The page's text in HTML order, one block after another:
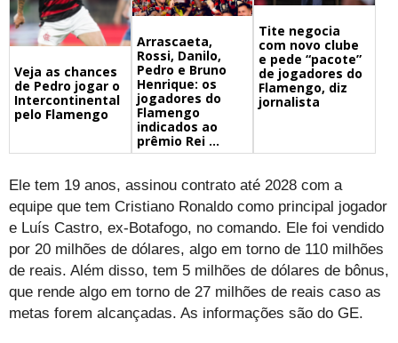
Veja as chances
de Pedro jogar o
Intercontinental
pelo Flamengo
Arrascaeta,
Rossi, Danilo,
Pedro e Bruno
Henrique: os
jogadores do
Flamengo
indicados ao
prêmio Rei ...
Tite negocia
com novo clube
e pede “pacote”
de jogadores do
Flamengo, diz
jornalista
Ele tem 19 anos, assinou contrato até 2028 com a
equipe que tem Cristiano Ronaldo como principal jogador
e Luís Castro, ex-Botafogo, no comando. Ele foi vendido
por 20 milhões de dólares, algo em torno de 110 milhões
de reais. Além disso, tem 5 milhões de dólares de bônus,
que rende algo em torno de 27 milhões de reais caso as
metas forem alcançadas. As informações são do GE.